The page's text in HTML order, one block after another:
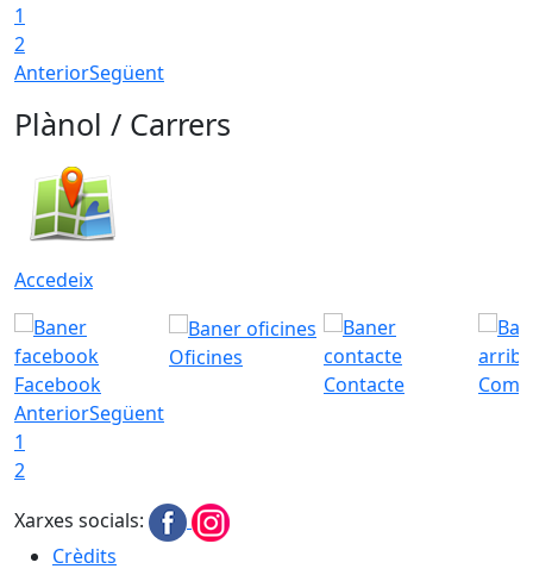
1
2
AnteriorSegüent
Plànol / Carrers
Accedeix
Facebook
Oficines
Contacte
Com
AnteriorSegüent
1
2
Xarxes socials:
Crèdits